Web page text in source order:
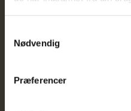
Nødvendig
Præferencer